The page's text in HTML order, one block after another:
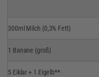
300ml Milch (0,3% Fett)
1 Banane (groß)
5 Eiklar + 1 Eigelb**